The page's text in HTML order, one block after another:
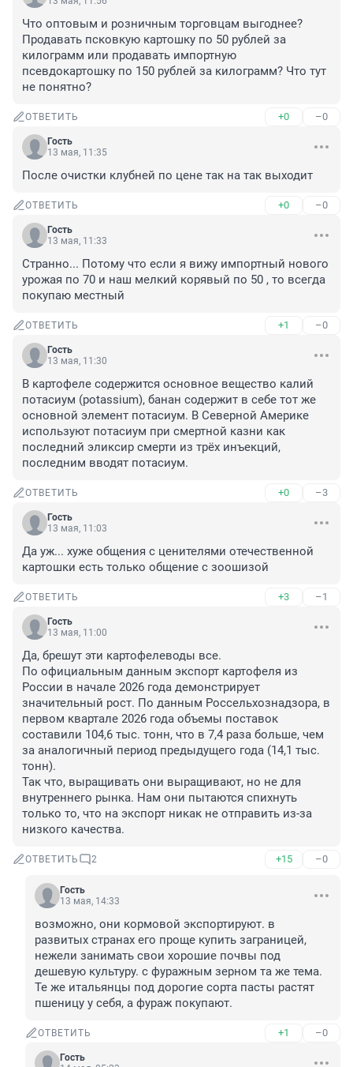
Что оптовым и розничным торговцам выгоднее?
Продавать псковкую картошку по 50 рублей за
килограмм или продавать импортную
псевдокартошку по 150 рублей за килограмм? Что тут
не понятно?
ОТВЕТИТЬ +0 –0
Гость
13 мая, 11:35
После очистки клубней по цене так на так выходит
ОТВЕТИТЬ +0 –0
Гость
13 мая, 11:33
Странно... Потому что если я вижу импортный нового
урожая по 70 и наш мелкий корявый по 50 , то всегда
покупаю местный
ОТВЕТИТЬ +1 –0
Гость
13 мая, 11:30
В картофеле содержится основное вещество калий
потасиум (potassium), банан содержит в себе тот же
основной элемент потасиум. В Северной Америке
используют потасиум при смертной казни как
последний эликсир смерти из трёх инъекций,
последним вводят потасиум.
ОТВЕТИТЬ +0 –3
Гость
13 мая, 11:03
Да уж... хуже общения с ценителями отечественной
картошки есть только общение с зоошизой
ОТВЕТИТЬ +3 –1
Гость
13 мая, 11:00
Да, брешут эти картофелеводы все.
По официальным данным экспорт картофеля из
России в начале 2026 года демонстрирует
значительный рост. По данным Россельхознадзора, в
первом квартале 2026 года объемы поставок
составили 104,6 тыс. тонн, что в 7,4 раза больше, чем
за аналогичный период предыдущего года (14,1 тыс.
тонн).
Так что, выращивать они выращивают, но не для
внутреннего рынка. Нам они пытаются спихнуть
только то, что на экспорт никак не отправить из-за
низкого качества.
ОТВЕТИТЬ 2 +15 –0
Гость
13 мая, 14:33
возможно, они кормовой экспортируют. в
развитых странах его проще купить заграницей,
нежели занимать свои хорошие почвы под
дешевую культуру. с фуражным зерном та же тема.
Те же итальянцы под дорогие сорта пасты растят
пшеницу у себя, а фураж покупают.
ОТВЕТИТЬ +1 –0
Гость